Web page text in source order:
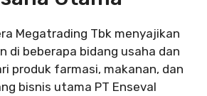
Megatrading Tbk menyajikan
di beberapa bidang usaha dan
produk farmasi, makanan, dan
bisnis utama PT Enseval